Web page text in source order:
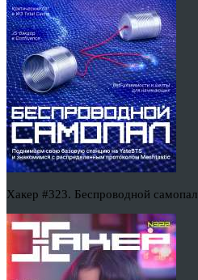
Хакер #323. Беспроводной самопал